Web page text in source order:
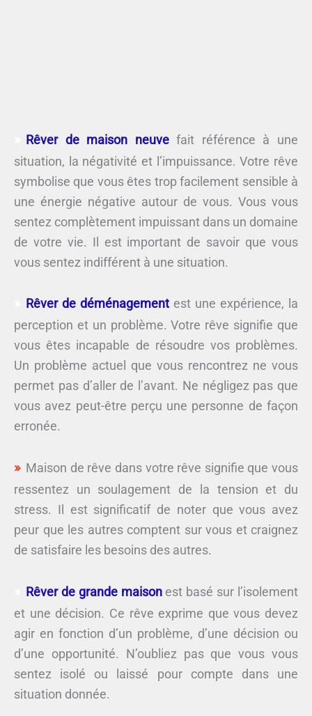
Rêver de maison neuvefait référence à une
situation, la négativité et l’impuissance. Votre rêve
symbolise que vous êtes trop facilement sensible à
une énergie négative autour de vous. Vous vous
sentez complètement impuissant dans un domaine
de votre vie. Il est important de savoir que vous
vous sentez indifférent à une situation.
Rêver de déménagement est une expérience, la
perception et un problème. Votre rêve signifie que
vous êtes incapable de résoudre vos problèmes.
Un problème actuel que vous rencontrez ne vous
permet pas d’aller de l’avant. Ne négligez pas que
vous avez peut-être perçu une personne de façon
erronée.
Maison de rêve dans votre rêve signifie que vous
ressentez un soulagement de la tension et du
stress. Il est significatif de noter que vous avez
peur que les autres comptent sur vous et craignez
de satisfaire les besoins des autres.
Rêver de grande maisonest basé sur l’isolement
et une décision. Ce rêve exprime que vous devez
agir en fonction d’un problème, d’une décision ou
d’une opportunité. N’oubliez pas que vous vous
sentez isolé ou laissé pour compte dans une
situation donnée.